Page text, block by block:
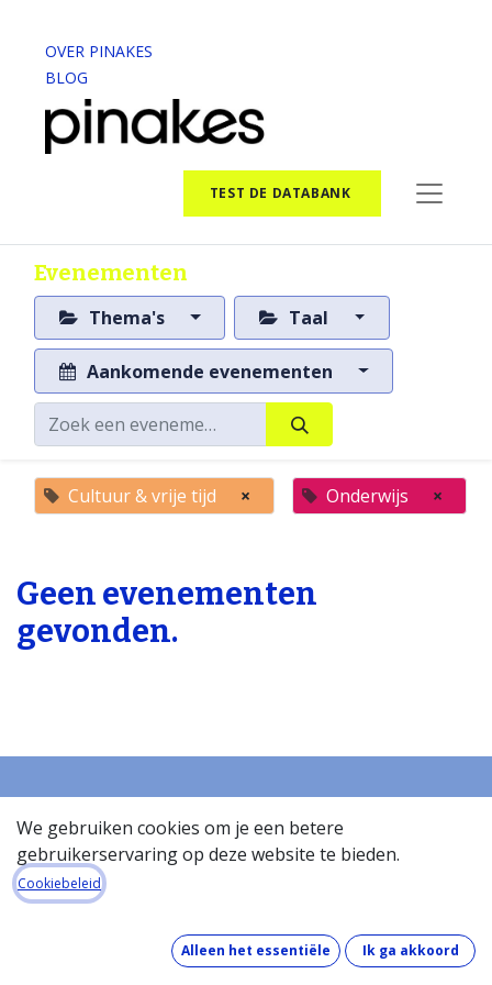
OVER PINAKES
BLOG
TEST DE DATABANK
Evenementen
Thema's Taal
Aankomende evenementen
Cultuur & vrije tijd × Onderwijs ×
Geen evenementen
gevonden.
Startpagina
Over de databank
Wat kost de databank?
Wat zit er in de databank?
Hoe houden we onze gegevens up-to-date?
We gebruiken cookies om je een betere
gebruikerservaring op deze website te bieden.
Cookiebeleid
Alleen het essentiële Ik ga akkoord